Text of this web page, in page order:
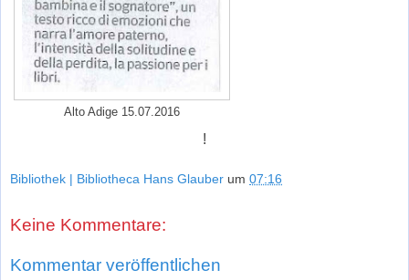
Alto Adige 15.07.2016
!
Bibliothek | Bibliotheca Hans Glauber um 07:16
Keine Kommentare:
Kommentar veröffentlichen